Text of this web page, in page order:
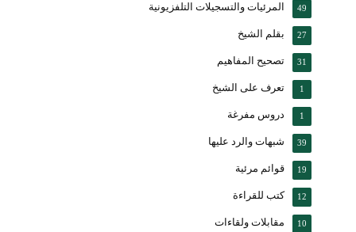
المرئيات والتسجيلات التلفزيونية 49
بقلم الشيخ 27
تصحيح المفاهيم 31
تعرف على الشيخ 1
دروس مفرغة 1
شبهات والرد عليها 39
قوائم مرئية 19
كتب للقراءة 12
مقابلات ولقاءات 10